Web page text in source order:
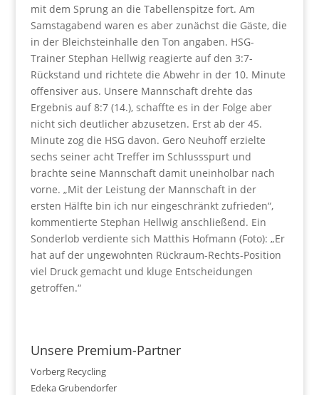
mit dem Sprung an die Tabellenspitze fort. Am
Samstagabend waren es aber zunächst die Gäste, die
in der Bleichsteinhalle den Ton angaben. HSG-
Trainer Stephan Hellwig reagierte auf den 3:7-
Rückstand und richtete die Abwehr in der 10. Minute
offensiver aus. Unsere Mannschaft drehte das
Ergebnis auf 8:7 (14.), schaffte es in der Folge aber
nicht sich deutlicher abzusetzen. Erst ab der 45.
Minute zog die HSG davon. Gero Neuhoff erzielte
sechs seiner acht Treffer im Schlussspurt und
brachte seine Mannschaft damit uneinholbar nach
vorne. „Mit der Leistung der Mannschaft in der
ersten Hälfte bin ich nur eingeschränkt zufrieden“,
kommentierte Stephan Hellwig anschließend. Ein
Sonderlob verdiente sich Matthis Hofmann (Foto): „Er
hat auf der ungewohnten Rückraum-Rechts-Position
viel Druck gemacht und kluge Entscheidungen
getroffen.“
Unsere Premium-Partner
Vorberg Recycling
Edeka Grubendorfer